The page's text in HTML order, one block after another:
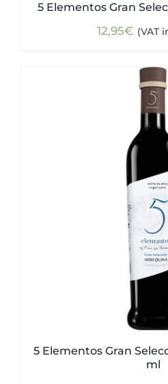
5 Elementos Gran
12,95€ (VAT
5 Elementos Gran
ml